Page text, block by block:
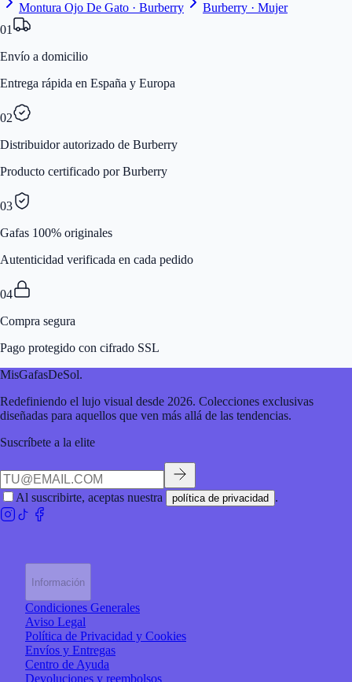
Montura Ojo De Gato · Burberry
Burberry · Mujer
01
Envío a domicilio
Entrega rápida en España y Europa
02
Distribuidor autorizado de Burberry
Producto certificado por Burberry
03
Gafas 100% originales
Autenticidad verificada en cada pedido
04
Compra segura
Pago protegido con cifrado SSL
MisGafasDeSol.
Redefiniendo el lujo visual desde 2026. Colecciones exclusivas
diseñadas para aquellos que ven más allá de las tendencias.
Suscríbete a la elite
Al suscribirte, aceptas nuestra política de privacidad .
Información
Condiciones Generales
Aviso Legal
Política de Privacidad y Cookies
Envíos y Entregas
Centro de Ayuda
Devoluciones y reembolsos